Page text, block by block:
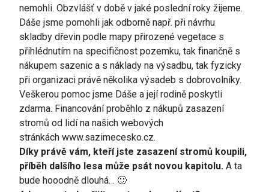
nemohli. Obzvlášť v době v jaké poslední roky žijeme.
Dáše jsme pomohli jak odborně např. při návrhu
skladby dřevin podle mapy přirozené vegetace s
přihlédnutím na specifičnost pozemku, tak finančně s
nákupem sazenic a s náklady na výsadbu, tak fyzicky
při organizaci právě několika výsadeb s dobrovolníky.
Veškerou pomoc jsme Dáše a její rodině poskytli
zdarma. Financování proběhlo z nákupů zasazení
stromů od lidí na našich webových
stránkách www.sazimecesko.cz.
Díky právě vám, kteří jste zasazení stromů koupili,
příběh dalšího lesa může psát novou kapitolu. A ta
bude hooodně dlouhá… 🙂